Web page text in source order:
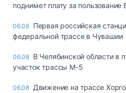
поднимет плату за пользование
06.08 Первая российская
федеральной трассе в Чувашии
06.08 В Челябинской области в
участок трассы М-5
06.08 Движение на трассе